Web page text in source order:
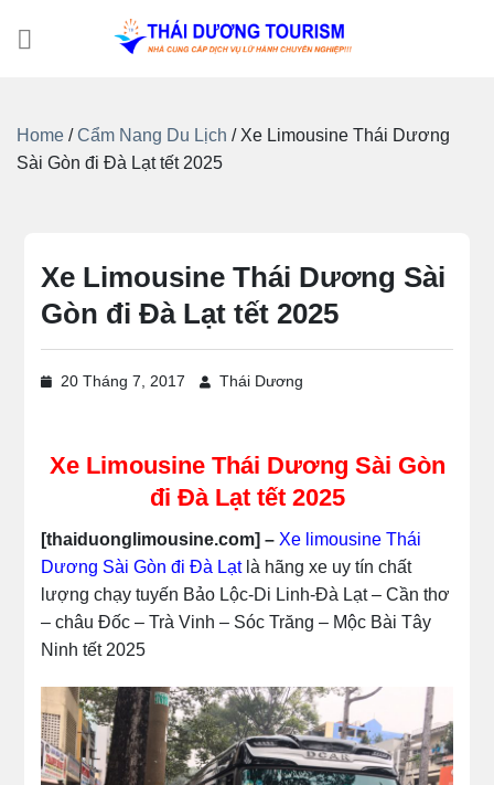
Home /Cẩm Nang Du Lịch / Xe Limousine Thái Dương
Sài Gòn đi Đà Lạt tết 2025
Xe Limousine Thái Dương Sài
Gòn đi Đà Lạt tết 2025
20 Tháng 7, 2017 Thái Dương
Xe Limousine Thái Dương Sài Gòn
đi Đà Lạt tết 2025
[thaiduonglimousine.com] – Xe limousine Thái
Dương Sài Gòn đi Đà Lạt là hãng xe uy tín chất
lượng chạy tuyến Bảo Lộc-Di Linh-Đà Lạt – Cần thơ
– châu Đốc – Trà Vinh – Sóc Trăng – Mộc Bài Tây
Ninh tết 2025